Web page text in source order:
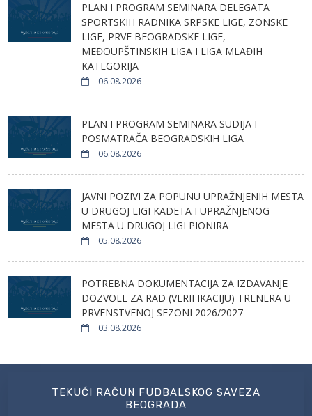
PLAN I PROGRAM SEMINARA DELEGATA
SPORTSKIH RADNIKA SRPSKE LIGE, ZONSKE
LIGE, PRVE BEOGRADSKE LIGE,
MEĐOUPŠTINSKIH LIGA I LIGA MLAĐIH
KATEGORIJA
06.08.2026
PLAN I PROGRAM SEMINARA SUDIJA I
POSMATRAČA BEOGRADSKIH LIGA
06.08.2026
JAVNI POZIVI ZA POPUNU UPRAŽNJENIH MESTA
U DRUGOJ LIGI KADETA I UPRAŽNJENOG
MESTA U DRUGOJ LIGI PIONIRA
05.08.2026
POTREBNA DOKUMENTACIJA ZA IZDAVANJE
DOZVOLE ZA RAD (VERIFIKACIJU) TRENERA U
PRVENSTVENOJ SEZONI 2026/2027
03.08.2026
TEKUĆI RAČUN FUDBALSKOG SAVEZA
BEOGRADA